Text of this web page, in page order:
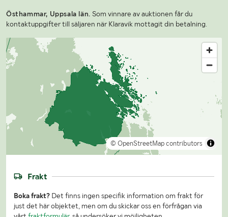
Östhammar, Uppsala län. Som vinnare av auktionen får du
kontaktuppgifter till säljaren när Klaravik mottagit din betalning.
© OpenStreetMap contributors
Frakt
Boka frakt? Det finns ingen specifik information om frakt för
just det här objektet, men om du skickar oss en förfrågan via